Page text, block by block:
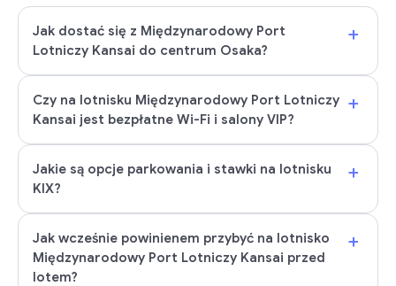
Jak dostać się z Międzynarodowy Port
Lotniczy Kansai do centrum Osaka?
+
Czy na lotnisku Międzynarodowy Port Lotniczy
Kansai jest bezpłatne Wi-Fi i salony VIP?
+
Jakie są opcje parkowania i stawki na lotnisku
KIX?
+
Jak wcześnie powinienem przybyć na lotnisko
Międzynarodowy Port Lotniczy Kansai przed
lotem?
+